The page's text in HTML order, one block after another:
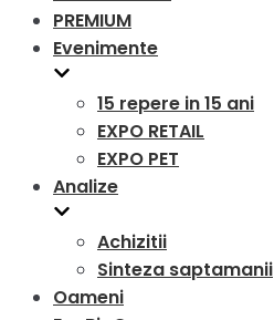
PREMIUM
Evenimente
15 repere in 15 ani
EXPO RETAIL
EXPO PET
Analize
Achizitii
Sinteza saptamanii
Oameni